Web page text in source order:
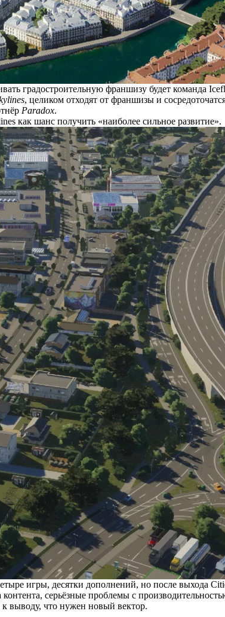
градостроительную франшизу будет команда
, целиком отходят от франшизы и
Paradox.
как шанс получить «наиболее сильное развитие».
игры, десятки дополнений, но после выхода
серьёзные проблемы с
выводу, что нужен новый вектор.